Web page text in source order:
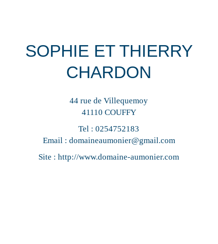
SOPHIE ET THIERRY
CHARDON
44 rue de Villequemoy
41110 COUFFY
Tel :0254752183
Email : domaineaumonier@gmail.com
Site :http://www.domaine-aumonier.com